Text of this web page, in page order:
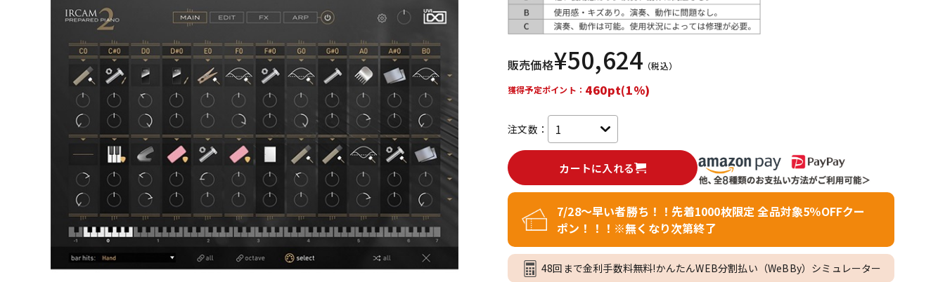
DJ機器 DTM DTM オンラ
イン納品
レコーディン
グ機器
配信/ライブ
機器
中古 ヴィンテージ
販売価格¥50,624 （税込）
獲得予定ポイント： 460pt(1%)
注文数：
カートに入れる
7/28～早い者勝ち！！先着1000枚限定 全品対象5％OFFクー
ポン！！！※無くなり次第終了
48回まで金利手数料無料!かんたんWEB分割払い（WeBBy）シミュレーター